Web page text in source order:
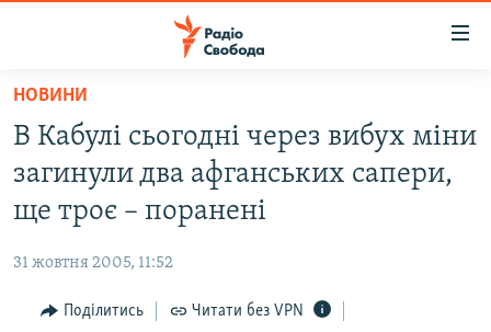
Перейти
основного
матеріалу
до
основної
Перейти
РАДІО СВОБОДА – 70 РОКІВ
ВСЕ ЗА ДОБУ
СУСПІЛЬСТВО
РОСІЙСЬКА «ФІЛЬТРАЦІЯ»
ДОНБАС.РЕАЛІЇ
НОВИНИ
В Кабулі сьогодні через вибух міни
загинули два афганських сапери,
ще троє – поранені
31 жовтня 2005, 11:52
Поділитись Читати без VPN